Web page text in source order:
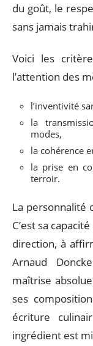
du goût, le
sans jamais
Voici les
l’attention des
l’inventivité
la
modes,
la cohérence
la prise en
terroir.
La personnalité
C’est sa
direction, à
Arnaud
maîtrise
ses
écriture
ingrédient est